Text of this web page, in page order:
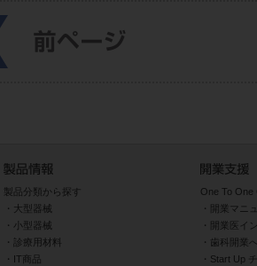
製品分類から探す
大型器械
小型器械
診療用材料
IT商品
One To One
開業マニ
開業医イ
歯科開業
Start Up